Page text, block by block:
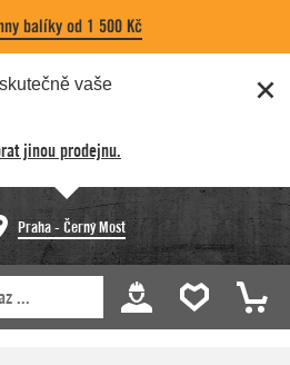
balíky od 1 500 Kč
skutečně vaše
jinou prodejnu.
Praha - Černý Most